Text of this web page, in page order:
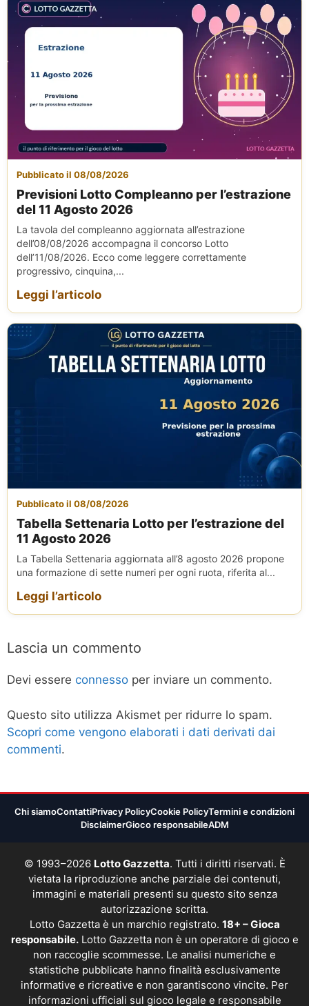
Pubblicato il 08/08/2026
Previsioni Lotto Compleanno per l’estrazione
del 11 Agosto 2026
La tavola del compleanno aggiornata all’estrazione
dell’08/08/2026 accompagna il concorso Lotto
dell’11/08/2026. Ecco come leggere correttamente
progressivo, cinquina,...
Leggi l’articolo
Pubblicato il 08/08/2026
Tabella Settenaria Lotto per l’estrazione del
11 Agosto 2026
La Tabella Settenaria aggiornata all’8 agosto 2026 propone
una formazione di sette numeri per ogni ruota, riferita al...
Leggi l’articolo
Lascia un commento
Devi essere connesso per inviare un commento.
Questo sito utilizza Akismet per ridurre lo spam.
Scopri come vengono elaborati i dati derivati dai
commenti.
Chi siamoContattiPrivacy PolicyCookie PolicyTermini e condizioni
DisclaimerGioco responsabileADM
© 1993–2026 Lotto Gazzetta. Tutti i diritti riservati. È
vietata la riproduzione anche parziale dei contenuti,
immagini e materiali presenti su questo sito senza
autorizzazione scritta.
Lotto Gazzetta è un marchio registrato. 18+ – Gioca
responsabile.Lotto Gazzetta non è un operatore di gioco e
non raccoglie scommesse. Le analisi numeriche e
statistiche pubblicate hanno finalità esclusivamente
informative e ricreative e non garantiscono vincite. Per
informazioni ufficiali sul gioco legale e responsabile